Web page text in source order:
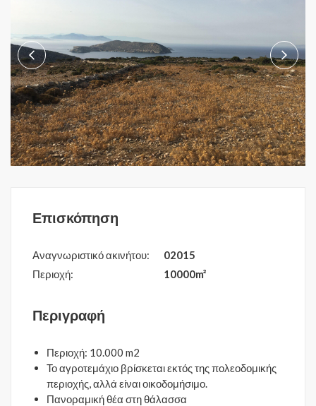
Επισκόπηση
Αναγνωριστικό ακινήτου:
02015
Περιοχή:
10000m²
Περιγραφή
Περιοχή: 10.000 m2
Το αγροτεμάχιο βρίσκεται εκτός της πολεοδομικής
περιοχής, αλλά είναι οικοδομήσιμο.
Πανοραμική θέα στη θάλασσα